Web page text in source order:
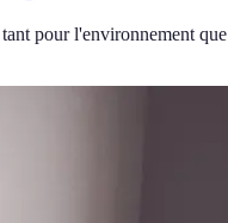
pour l'environnement